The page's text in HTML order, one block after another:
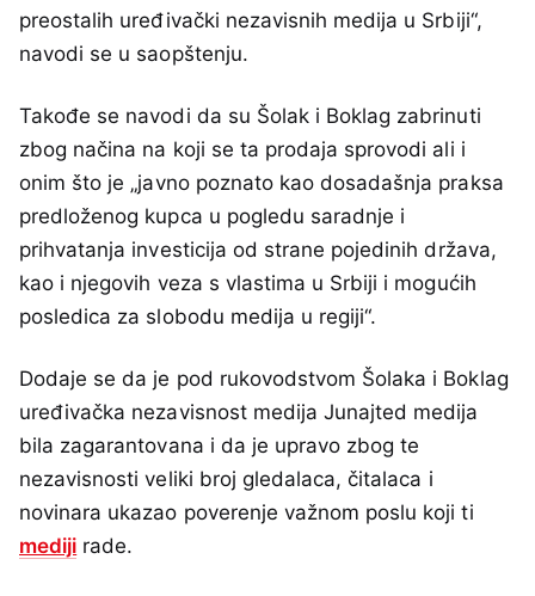
preostalih uređivački nezavisnih medija u Srbiji“,
navodi se u saopštenju.
Takođe se navodi da su Šolak i Boklag zabrinuti
zbog načina na koji se ta prodaja sprovodi ali i
onim što je „javno poznato kao dosadašnja praksa
predloženog kupca u pogledu saradnje i
prihvatanja investicija od strane pojedinih država,
kao i njegovih veza s vlastima u Srbiji i mogućih
posledica za slobodu medija u regiji“.
Dodaje se da je pod rukovodstvom Šolaka i Boklag
uređivačka nezavisnost medija Junajted medija
bila zagarantovana i da je upravo zbog te
nezavisnosti veliki broj gledalaca, čitalaca i
novinara ukazao poverenje važnom poslu koji ti
mediji rade.